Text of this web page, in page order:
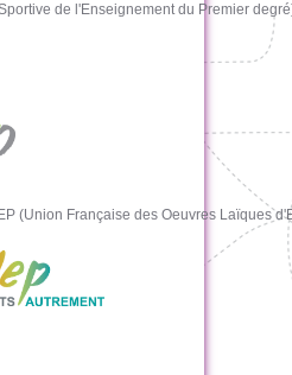
de l'Enseignement du Premier
(Union Française des Oeuvres Laïques